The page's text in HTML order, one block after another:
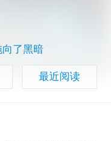
了黑暗
最近阅读